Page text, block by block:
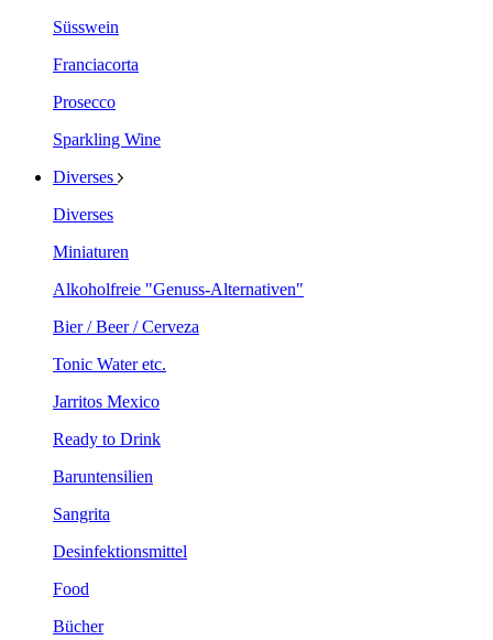
Süsswein
Franciacorta
Prosecco
Sparkling Wine
Diverses
Diverses
Miniaturen
Alkoholfreie "Genuss-Alternativen"
Bier / Beer / Cerveza
Tonic Water etc.
Jarritos Mexico
Ready to Drink
Baruntensilien
Sangrita
Desinfektionsmittel
Food
Bücher